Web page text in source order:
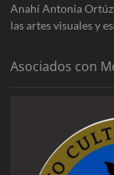
Anahí Antonia
las artes visuales y
Asociados con